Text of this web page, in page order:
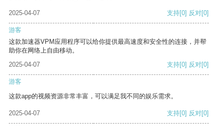
2025-04-07 支持[0] 反对[0]
游客
这款加速器VPM应用程序可以给你提供最高速度和安全性的连接，并帮
助你在网络上自由移动。
2025-04-07
支持[0] 反对[0]
游客
这款app的视频资源非常丰富，可以满足我不同的娱乐需求。
2025-04-07 支持[0] 反对[0]